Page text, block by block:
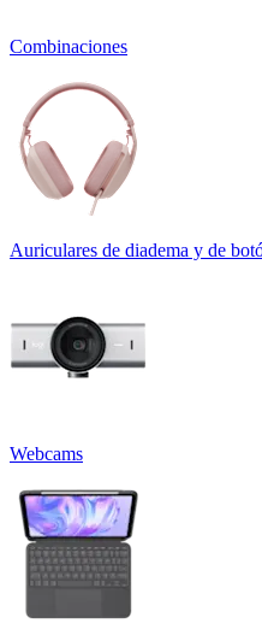
Combinaciones
Auriculares de diadema y de
Webcams